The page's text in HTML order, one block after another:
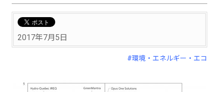
2017年7月5日
#環境・エネルギー・エコ